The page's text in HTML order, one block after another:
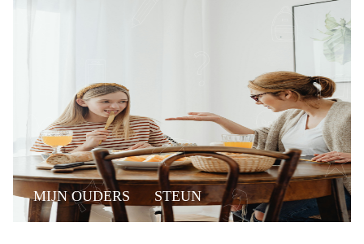
MIJN OUDERS STEUN